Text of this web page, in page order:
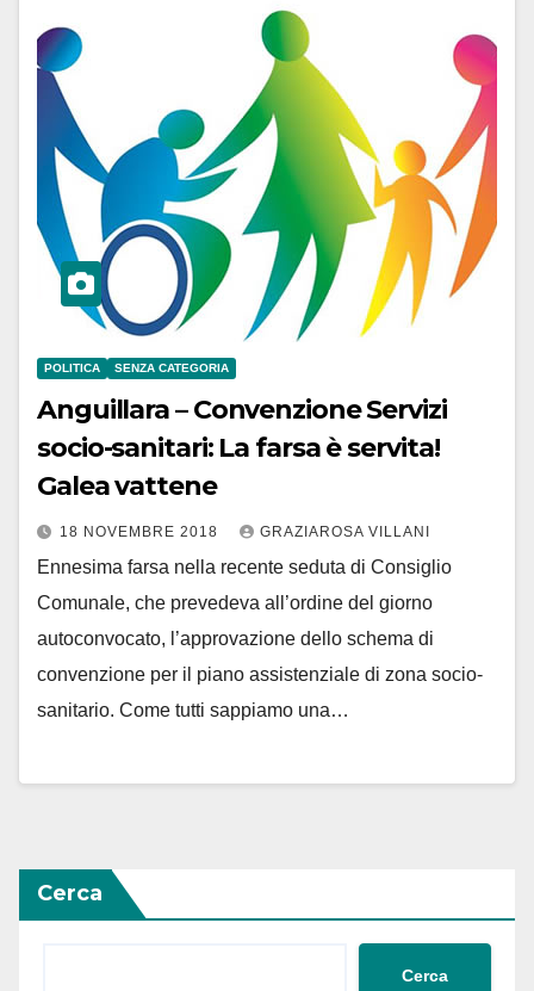
POLITICA SENZA CATEGORIA
Anguillara – Convenzione Servizi
socio-sanitari: La farsa è servita!
Galea vattene
18 NOVEMBRE 2018 GRAZIAROSA VILLANI
Ennesima farsa nella recente seduta di Consiglio
Comunale, che prevedeva all’ordine del giorno
autoconvocato, l’approvazione dello schema di
convenzione per il piano assistenziale di zona socio-
sanitario. Come tutti sappiamo una…
Cerca
Cerca